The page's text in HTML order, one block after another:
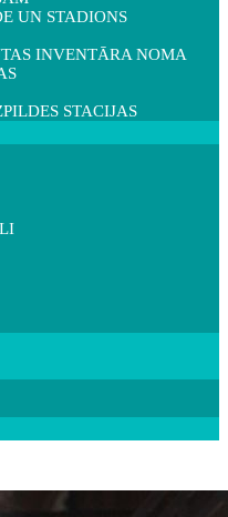
UN STADIONS
INVENTĀRA NOMA
STACIJAS